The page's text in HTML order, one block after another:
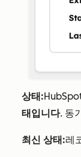
상태:
태입니다. 동
최신 상태:레